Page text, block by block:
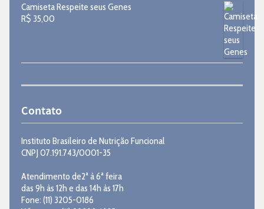
Camiseta Respeite seus Genes
R$ 35,00
Contato
Instituto Brasileiro de Nutrição Funcional
CNPJ 07.191.743/0001-35
Atendimento de2ª à 6ª feira
das 9h às 12h e das 14h às 17h
Fone: (11) 3205-0186